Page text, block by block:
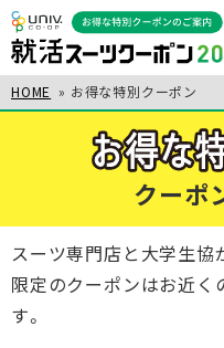
HOME » お得な特別クーポン
クーポ
スーツ専門店と大学生協
限定のクーポンはお近く
す。